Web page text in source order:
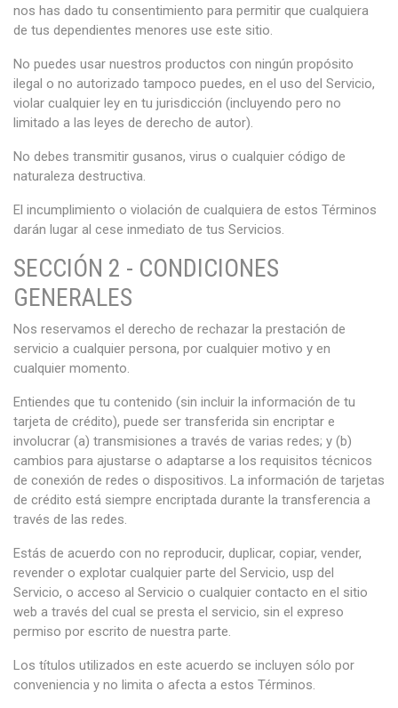
nos has dado tu consentimiento para permitir que cualquiera
de tus dependientes menores use este sitio.
No puedes usar nuestros productos con ningún propósito
ilegal o no autorizado tampoco puedes, en el uso del Servicio,
violar cualquier ley en tu jurisdicción (incluyendo pero no
limitado a las leyes de derecho de autor).
No debes transmitir gusanos, virus o cualquier código de
naturaleza destructiva.
El incumplimiento o violación de cualquiera de estos Términos
darán lugar al cese inmediato de tus Servicios.
SECCIÓN 2 - CONDICIONES
GENERALES
Nos reservamos el derecho de rechazar la prestación de
servicio a cualquier persona, por cualquier motivo y en
cualquier momento.
Entiendes que tu contenido (sin incluir la información de tu
tarjeta de crédito), puede ser transferida sin encriptar e
involucrar (a) transmisiones a través de varias redes; y (b)
cambios para ajustarse o adaptarse a los requisitos técnicos
de conexión de redes o dispositivos. La información de tarjetas
de crédito está siempre encriptada durante la transferencia a
través de las redes.
Estás de acuerdo con no reproducir, duplicar, copiar, vender,
revender o explotar cualquier parte del Servicio, usp del
Servicio, o acceso al Servicio o cualquier contacto en el sitio
web a través del cual se presta el servicio, sin el expreso
permiso por escrito de nuestra parte.
Los títulos utilizados en este acuerdo se incluyen sólo por
conveniencia y no limita o afecta a estos Términos.